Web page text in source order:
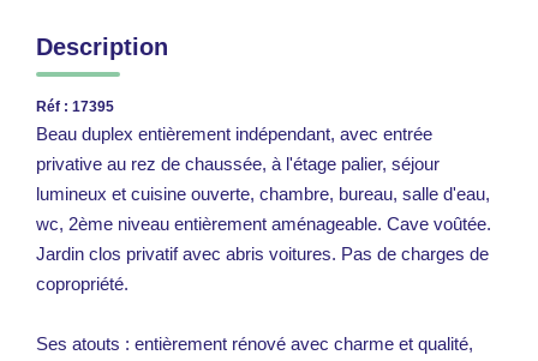
Description
Réf : 17395
Beau duplex entièrement indépendant, avec entrée
privative au rez de chaussée, à l'étage palier, séjour
lumineux et cuisine ouverte, chambre, bureau, salle d'eau,
wc, 2ème niveau entièrement aménageable. Cave voûtée.
Jardin clos privatif avec abris voitures. Pas de charges de
copropriété.
Ses atouts : entièrement rénové avec charme et qualité,